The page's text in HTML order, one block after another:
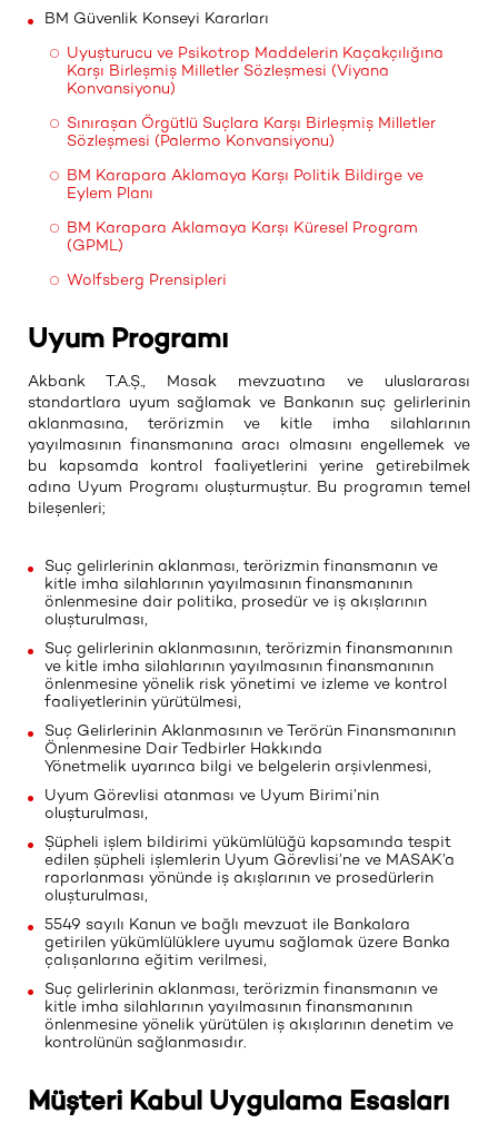
BM Güvenlik Konseyi Kararları
Uyuşturucu ve Psikotrop Maddelerin Kaçakçılığına
Karşı Birleşmiş Milletler Sözleşmesi (Viyana
Konvansiyonu)
Sınıraşan Örgütlü Suçlara Karşı Birleşmiş Milletler
Sözleşmesi (Palermo Konvansiyonu)
BM Karapara Aklamaya Karşı Politik Bildirge ve
Eylem Planı
BM Karapara Aklamaya Karşı Küresel Program
(GPML)
Wolfsberg Prensipleri
Uyum Programı
Akbank T.A.Ş., Masak mevzuatına ve uluslararası
standartlara uyum sağlamak ve Bankanın suç gelirlerinin
aklanmasına, terörizmin ve kitle imha silahlarının
yayılmasının finansmanına aracı olmasını engellemek ve
bu kapsamda kontrol faaliyetlerini yerine getirebilmek
adına Uyum Programı oluşturmuştur. Bu programın temel
bileşenleri;
Suç gelirlerinin aklanması, terörizmin finansmanın ve
kitle imha silahlarının yayılmasının finansmanının
önlenmesine dair politika, prosedür ve iş akışlarının
oluşturulması,
Suç gelirlerinin aklanmasının, terörizmin finansmanının
ve kitle imha silahlarının yayılmasının finansmanının
önlenmesine yönelik risk yönetimi ve izleme ve kontrol
faaliyetlerinin yürütülmesi,
Suç Gelirlerinin Aklanmasının ve Terörün Finansmanının
Önlenmesine Dair Tedbirler Hakkında
Yönetmelik uyarınca bilgi ve belgelerin arşivlenmesi,
Uyum Görevlisi atanması ve Uyum Birimi’nin
oluşturulması,
Şüpheli işlem bildirimi yükümlülüğü kapsamında tespit
edilen şüpheli işlemlerin Uyum Görevlisi’ne ve MASAK’a
raporlanması yönünde iş akışlarının ve prosedürlerin
oluşturulması,
5549 sayılı Kanun ve bağlı mevzuat ile Bankalara
getirilen yükümlülüklere uyumu sağlamak üzere Banka
çalışanlarına eğitim verilmesi,
Suç gelirlerinin aklanması, terörizmin finansmanın ve
kitle imha silahlarının yayılmasının finansmanının
önlenmesine yönelik yürütülen iş akışlarının denetim ve
kontrolünün sağlanmasıdır.
Müşteri Kabul Uygulama Esasları